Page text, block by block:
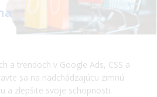
a trendoch v Google Ads, CSS a
sa na nadchádzajúcu zimnú
a zlepšite svoje schopnosti.